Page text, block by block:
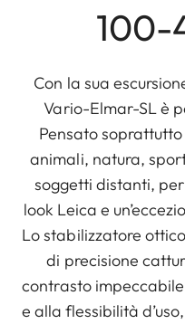
100-
Con la sua
Vario-Elmar-SL è
Pensato
animali, natura,
soggetti distanti,
look Leica e
Lo stabilizzatore
di precisione
contrasto
e alla flessibilità